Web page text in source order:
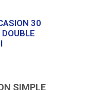
30
SIMPLE